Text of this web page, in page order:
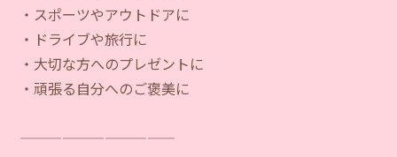
・スポーツやアウトドアに
・ドライブや旅行に
・大切な方へのプレゼントに
・頑張る自分へのご褒美に
―――――――――――